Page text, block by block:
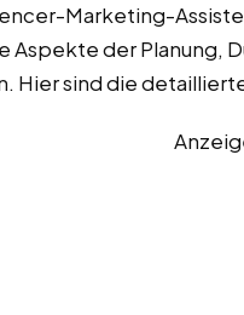
Marketing-
Aspekte der Planung,
Hier sind die